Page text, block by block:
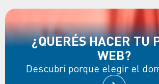
¿QUERÉS HACER TU
WEB?
Descubrí porque elegir el